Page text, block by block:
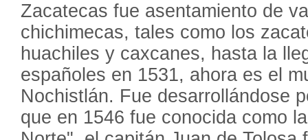
Zacatecas fue asentamiento de
chichimecas, tales como los
huachiles y caxcanes, hasta la
españoles en 1531, ahora es el
Nochistlán. Fue desarrollándose
que en 1546 fue conocida como